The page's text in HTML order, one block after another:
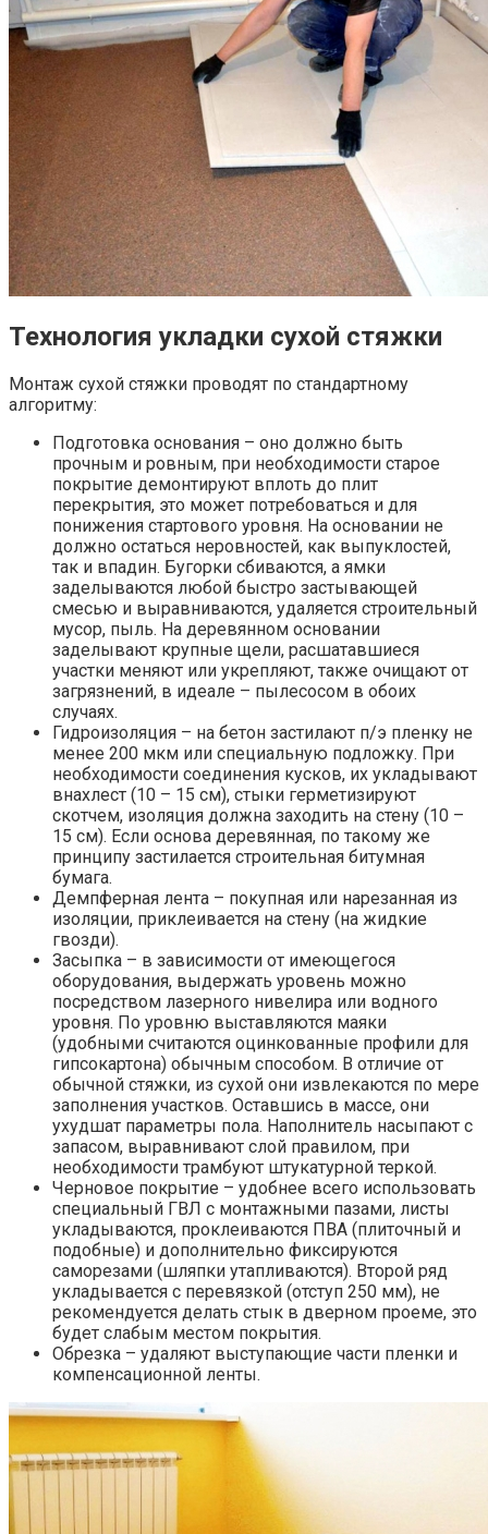
Технология укладки сухой стяжки
Монтаж сухой стяжки проводят по стандартному
алгоритму:
Подготовка основания – оно должно быть
прочным и ровным, при необходимости старое
покрытие демонтируют вплоть до плит
перекрытия, это может потребоваться и для
понижения стартового уровня. На основании не
должно остаться неровностей, как выпуклостей,
так и впадин. Бугорки сбиваются, а ямки
заделываются любой быстро застывающей
смесью и выравниваются, удаляется строительный
мусор, пыль. На деревянном основании
заделывают крупные щели, расшатавшиеся
участки меняют или укрепляют, также очищают от
загрязнений, в идеале – пылесосом в обоих
случаях.
Гидроизоляция – на бетон застилают п/э пленку не
менее 200 мкм или специальную подложку. При
необходимости соединения кусков, их укладывают
внахлест (10 – 15 см), стыки герметизируют
скотчем, изоляция должна заходить на стену (10 –
15 см). Если основа деревянная, по такому же
принципу застилается строительная битумная
бумага.
Демпферная лента – покупная или нарезанная из
изоляции, приклеивается на стену (на жидкие
гвозди).
Засыпка – в зависимости от имеющегося
оборудования, выдержать уровень можно
посредством лазерного нивелира или водного
уровня. По уровню выставляются маяки
(удобными считаются оцинкованные профили для
гипсокартона) обычным способом. В отличие от
обычной стяжки, из сухой они извлекаются по мере
заполнения участков. Оставшись в массе, они
ухудшат параметры пола. Наполнитель насыпают с
запасом, выравнивают слой правилом, при
необходимости трамбуют штукатурной теркой.
Черновое покрытие – удобнее всего использовать
специальный ГВЛ с монтажными пазами, листы
укладываются, проклеиваются ПВА (плиточный и
подобные) и дополнительно фиксируются
саморезами (шляпки утапливаются). Второй ряд
укладывается с перевязкой (отступ 250 мм), не
рекомендуется делать стык в дверном проеме, это
будет слабым местом покрытия.
Обрезка – удаляют выступающие части пленки и
компенсационной ленты.